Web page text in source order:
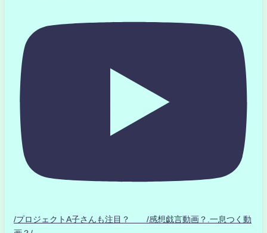
/プロジェクトA子さんも注目？ /感想戯言動画？.一息つく動